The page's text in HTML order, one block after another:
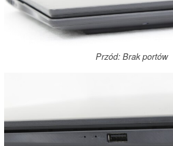
Przód: Brak portów